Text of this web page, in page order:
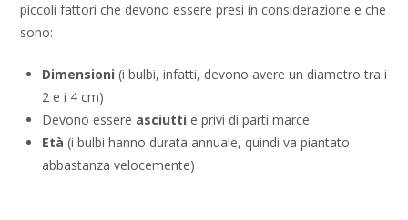
piccoli fattori che devono essere presi in considerazione e che
sono:
Dimensioni (i bulbi, infatti, devono avere un diametro tra i
2 e i 4 cm)
Devono essere asciutti e privi di parti marce
Età (i bulbi hanno durata annuale, quindi va piantato
abbastanza velocemente)